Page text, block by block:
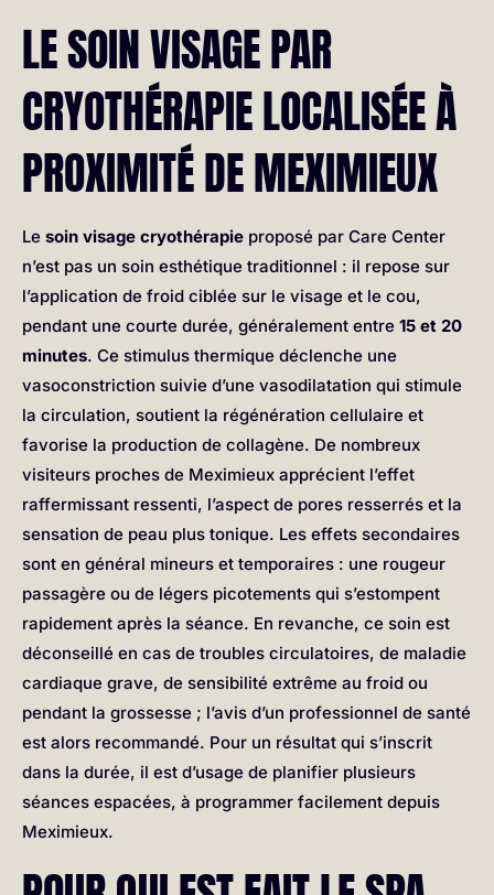
LE SOIN VISAGE PAR
CRYOTHÉRAPIE LOCALISÉE À
PROXIMITÉ DE MEXIMIEUX
Le soin visage cryothérapie proposé par Care Center
n’est pas un soin esthétique traditionnel : il repose sur
l’application de froid ciblée sur le visage et le cou,
pendant une courte durée, généralement entre 15 et 20
minutes. Ce stimulus thermique déclenche une
vasoconstriction suivie d’une vasodilatation qui stimule
la circulation, soutient la régénération cellulaire et
favorise la production de collagène. De nombreux
visiteurs proches de Meximieux apprécient l’effet
raffermissant ressenti, l’aspect de pores resserrés et la
sensation de peau plus tonique. Les effets secondaires
sont en général mineurs et temporaires : une rougeur
passagère ou de légers picotements qui s’estompent
rapidement après la séance. En revanche, ce soin est
déconseillé en cas de troubles circulatoires, de maladie
cardiaque grave, de sensibilité extrême au froid ou
pendant la grossesse ; l’avis d’un professionnel de santé
est alors recommandé. Pour un résultat qui s’inscrit
dans la durée, il est d’usage de planifier plusieurs
séances espacées, à programmer facilement depuis
Meximieux.